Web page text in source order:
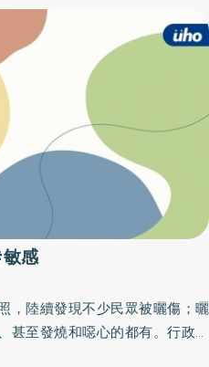
改變敏感，導致清醒次數增加，
考慮分床睡。Q12.什麼樣的睡眠
研究中，發現在攝氏溫度29℃，
睡眠時間最長。快速動眼期的睡
敏感得多，然而讀者不要對這個
數值，睡覺時臥室的溫度，仍需
前喝點小酒是否會幫助睡眠？
有幫助，尤其可使入睡時間縮
樣會有戒斷反跳的現象發生，導
幫助睡眠。各位可能又有一個問
定義應該指的是大約100 cc葡萄
眠結構產生影響。當在傍晚時
公克的威士忌〉，剛開始會有促
果消失，戒斷現象就會產生，
，民眾必須知道，牙齒本身的顏
「純白」色。天主教耕莘醫院永
牙齒變色的原因很多，除了齲
如食用含高色素的食物(咖哩、糖
嚼檳榔等；另有全身性因素如氟
隨年齡增長，牙本質的持續沈積
色的牙齒應根據其成因，選擇不
黃板牙，可考慮超音波洗牙、表
色牙，則可能須藉助化學藥劑漂
牙冠等)。翁翠瑾醫師指出，化學
進行牙齒漂白，又可分為兩種
包括雷射美白、冷光美白等，其
動能，來驅動氧化還原反應，達
美白，作法是在醫師指導下，將
行操作，這種方法較為溫和，但
感
，陸續發現不少民眾被曬傷；曬
至發燒和噁心的都有。行政院